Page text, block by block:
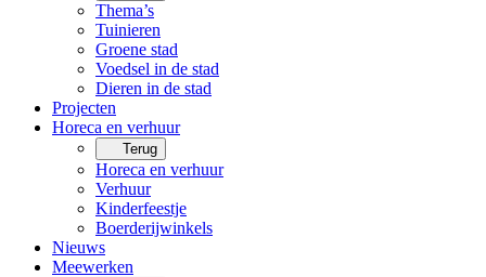
Thema’s
Tuinieren
Groene stad
Voedsel in de stad
Dieren in de stad
Projecten
Horeca en verhuur
Terug
Horeca en verhuur
Verhuur
Kinderfeestje
Boerderijwinkels
Nieuws
Meewerken